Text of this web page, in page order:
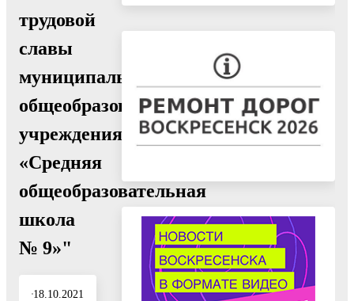
трудовой
славы
муниципального
общеобразовательного
учреждения
«Средняя
общеобразовательная
школа
№ 9»"
18.10.2021